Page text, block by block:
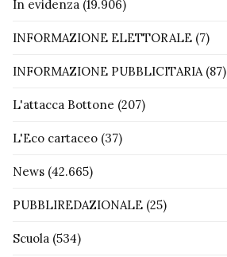
In evidenza (19.906)
INFORMAZIONE ELETTORALE (7)
INFORMAZIONE PUBBLICITARIA(87)
L'attacca Bottone (207)
L'Eco cartaceo (37)
News (42.665)
PUBBLIREDAZIONALE (25)
Scuola (534)